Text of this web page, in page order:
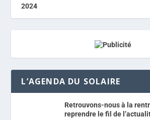
L’AGENDA DU SOLAIRE
Retrouvons-nous à la
reprendre le fil de